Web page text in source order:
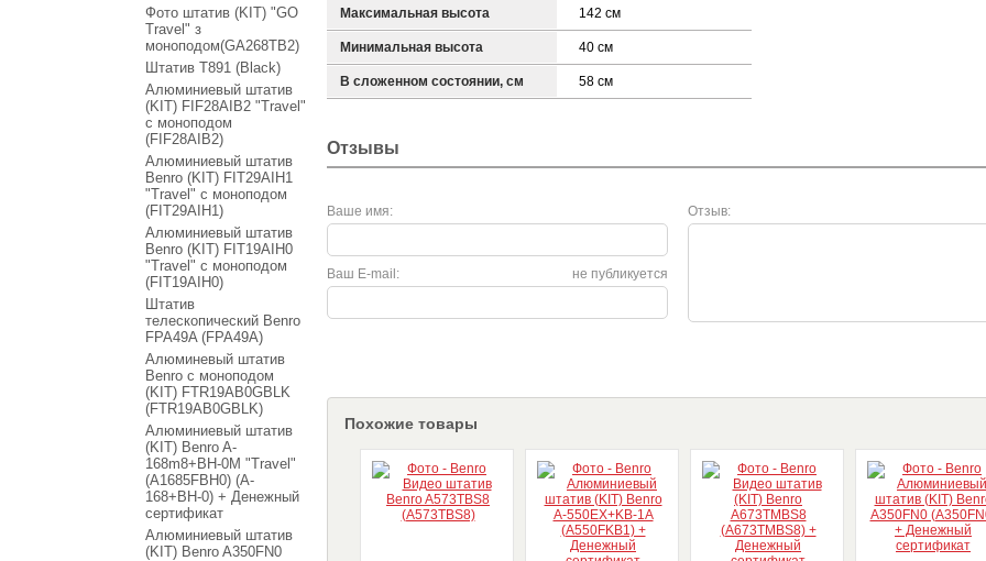
Максимальная высота 142 см
Минимальная высота 40 см
В сложенном состоянии, см 58 см
Отзывы
Ваше имя: Отзыв:
не публикуется
Ваш E-mail:
Похожие товары
Фото штатив (KIT) "GO
Travel" з
моноподом(GA268TB2)
Штатив T891 (Black)
Алюминиевый штатив
(KIT) FIF28AIB2 "Travel"
с моноподом
(FIF28AIB2)
Алюминиевый штатив
Benro (KIT) FIT29AIH1
"Travel" с моноподом
(FIT29AIH1)
Алюминиевый штатив
Benro (KIT) FIT19AIH0
"Travel" с моноподом
(FIT19AIH0)
Штатив
телескопический Benro
FPA49A (FPA49A)
Алюминевый штатив
Benro с моноподом
(KIT) FTR19AB0GBLK
(FTR19AB0GBLK)
Алюминиевый штатив
(KIT) Benro A-
168m8+BH-0M "Travel"
(A1685FBH0) (A-
168+BH-0) + Денежный
сертификат
Алюминиевый штатив
(KIT) Benro A350FN0